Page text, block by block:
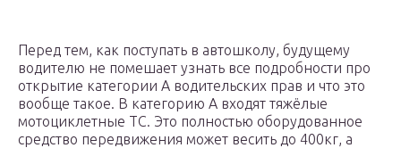
Перед тем, как поступать в автошколу, будущему
водителю не помешает узнать все подробности про
открытие категории А водительских прав и что это
вообще такое. В категорию А входят тяжёлые
мотоциклетные ТС. Это полностью оборудованное
средство передвижения может весить до 400кг, а